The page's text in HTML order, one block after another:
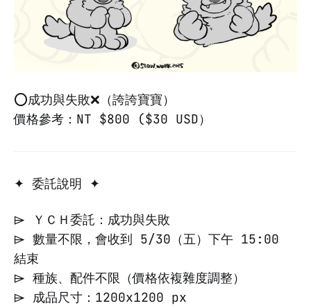
⭕️成功與失敗❌（誇誇寶寶）
價格參考：NT $800 ($30 USD）
✦ 委託說明 ✦
⌲ ＹＣＨ委託：成功與失敗
⌲ 數量不限，會收到 5/30（五）下午 15:00
結束
⌲ 種族、配件不限（價格依複雜度調整）
⌲ 成品尺寸：1200x1200 px